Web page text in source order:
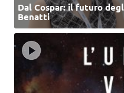
Dal Cospar: il futuro
Benatti